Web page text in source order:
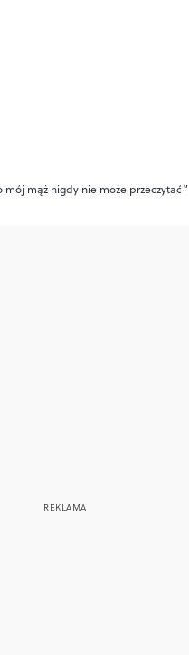
mój mąż nigdy nie może przeczytać”